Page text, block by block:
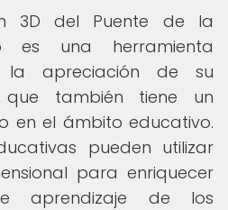
3D del Puente de la
es una herramienta
la apreciación de su
que también tiene un
en el ámbito educativo.
pueden utilizar
para enriquecer
aprendizaje de los